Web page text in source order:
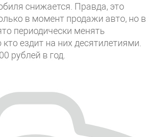
снижается. Правда, это
в момент продажи авто, но в
периодически менять
ездит на них десятилетиями.
рублей в год.